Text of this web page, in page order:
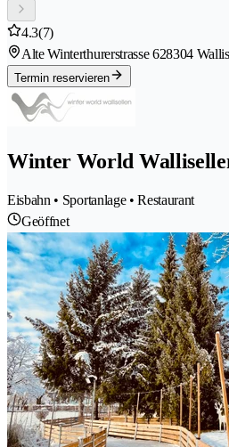
4.3(7)
Alte Winterthurerstrasse 628304
Termin reservieren
Winter World
Eisbahn • Sportanlage • Restaurant
Geöffnet